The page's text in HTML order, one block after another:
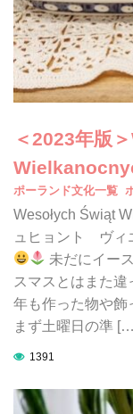
＜2023年版
ポーランド文化一覧
Wesołych Świąt
ュヒョント ヴィ
未だにイー
スマスとはまた
年も作った物や飾
まず土曜日の準
1391